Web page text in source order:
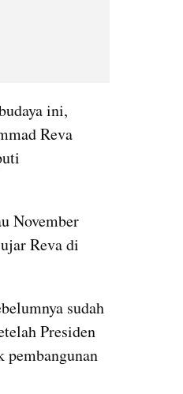
ini,
Reva
November
Reva di
sudah
Presiden
pembangunan